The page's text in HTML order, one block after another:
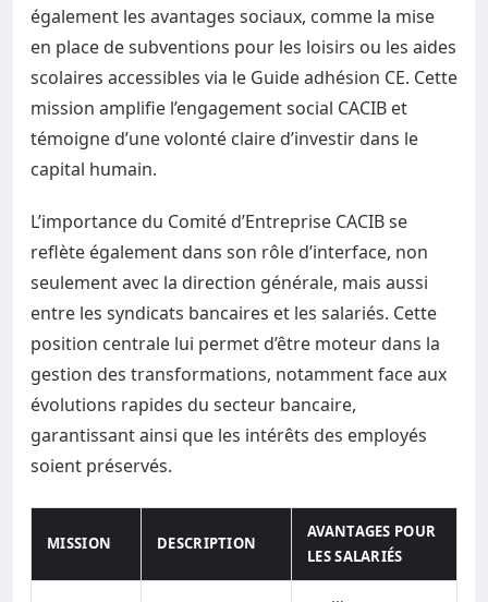
également les avantages sociaux, comme la mise
en place de subventions pour les loisirs ou les aides
scolaires accessibles via le Guide adhésion CE. Cette
mission amplifie l’engagement social CACIB et
témoigne d’une volonté claire d’investir dans le
capital humain.
L’importance du Comité d’Entreprise CACIB se
reflète également dans son rôle d’interface, non
seulement avec la direction générale, mais aussi
entre les syndicats bancaires et les salariés. Cette
position centrale lui permet d’être moteur dans la
gestion des transformations, notamment face aux
évolutions rapides du secteur bancaire,
garantissant ainsi que les intérêts des employés
soient préservés.
MISSION DESCRIPTION
AVANTAGES POUR
LES SALARIÉS